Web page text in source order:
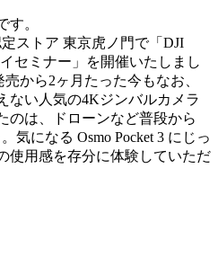
す。
ストア 東京虎ノ門で「DJI
セミナー」を開催いたしまし
売から2ヶ月たった今もなお、
ない人気の4Kジンバルカメラ
のは、ドローンなど普段から
気になる Osmo Pocket 3 にじっ
使用感を存分に体験していただ